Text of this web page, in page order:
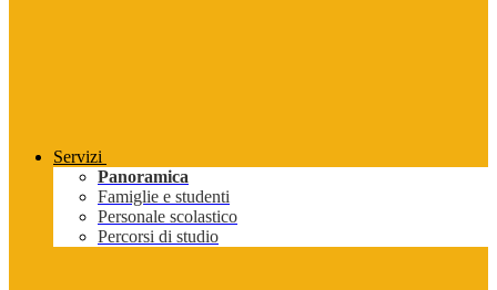
Servizi
Panoramica
Famiglie e studenti
Personale scolastico
Percorsi di studio